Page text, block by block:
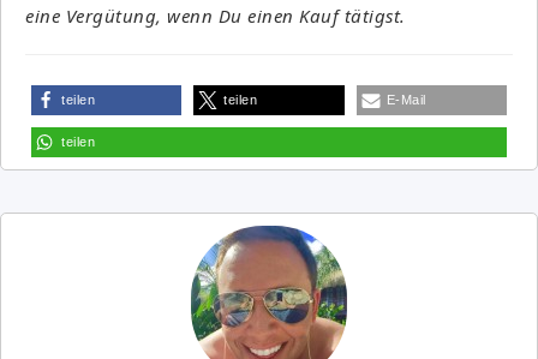
eine Vergütung, wenn Du einen Kauf tätigst.
teilen teilen E-Mail
teilen